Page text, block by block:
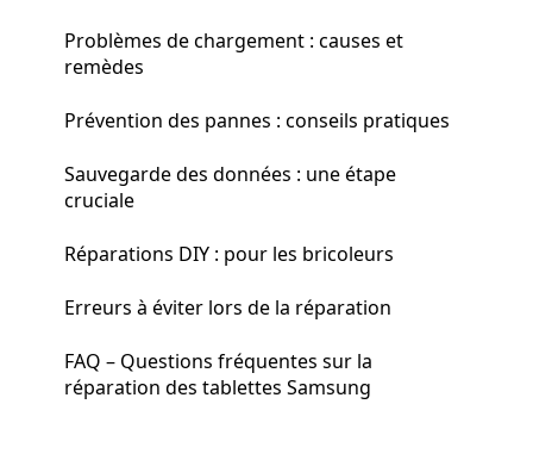
Problèmes de chargement : causes et
remèdes
Prévention des pannes : conseils pratiques
Sauvegarde des données : une étape
cruciale
Réparations DIY : pour les bricoleurs
Erreurs à éviter lors de la réparation
FAQ – Questions fréquentes sur la
réparation des tablettes Samsung